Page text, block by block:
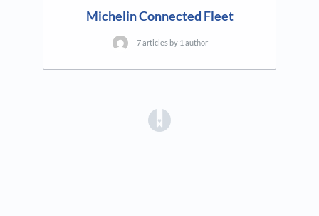
Michelin Connected Fleet
7 articles by 1 author